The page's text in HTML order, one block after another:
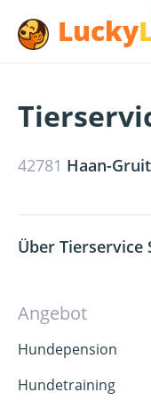
Lucky
42781 Haan-
Über Tierservice
Angebot
Hundepension
Hundetraining